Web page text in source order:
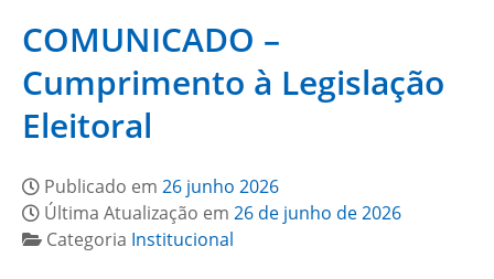
COMUNICADO –
Cumprimento à Legislação
Eleitoral
Publicado em 26 junho 2026
Última Atualização em 26 de junho de 2026
Categoria Institucional